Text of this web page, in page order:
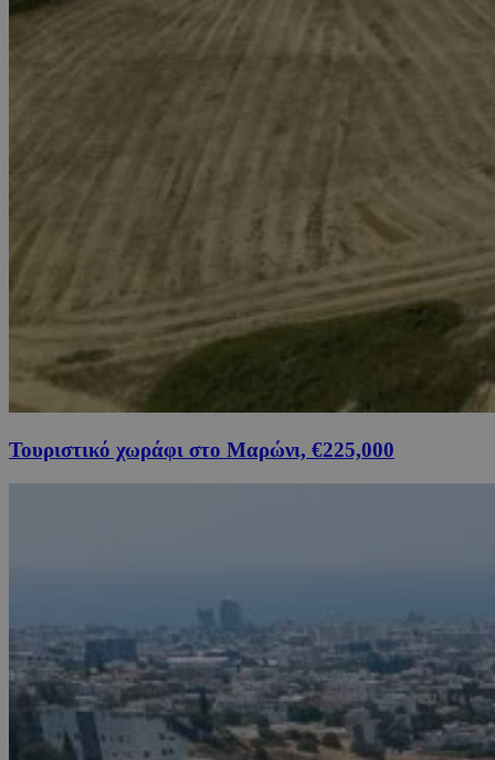
Τουριστικό χωράφι στο Μαρώνι, €225,000